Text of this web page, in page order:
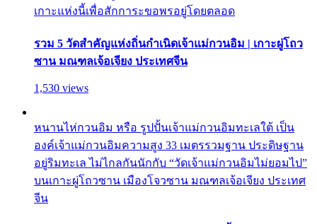
เกาะแห่งนี้เพื่อสักการะขอพรอยู่โดยตลอด
รวม 5 วัดสำคัญแห่งถิ่นกำเนิดเจ้าแม่กวนอิม | เกาะผู่โถว
ซาน มณฑลเจ้อเจียง ประเทศจีน
1,530 views
หนานไห่กวนอิม หรือ รูปปั้นเจ้าแม่กวนอิมทะเลใต้ เป็น
องค์เจ้าแม่กวนอิมความสูง 33 เมตรรวมฐาน ประดิษฐาน
อยู่ริมทะเล ไม่ไกลกันนักกับ “วัดเจ้าแม่กวนอิมไม่ยอมไป”
บนเกาะผู่โถวซาน เมืองโจวซาน มณฑลเจ้อเจียง ประเทศ
จีน